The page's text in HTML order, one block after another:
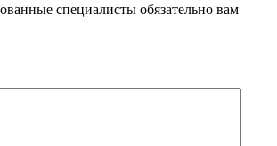
специалисты обязательно вам